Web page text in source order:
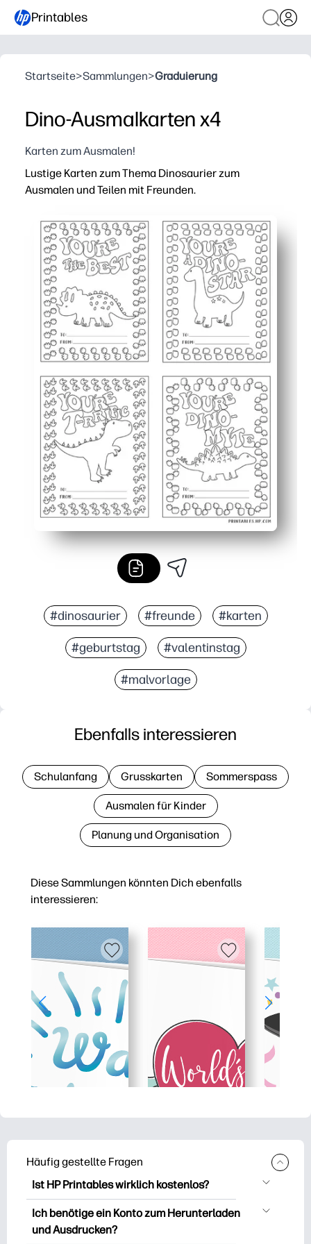
Printables
Startseite>Sammlungen>Graduierung
Dino-Ausmalkarten x4
Karten zum Ausmalen!
Lustige Karten zum Thema Dinosaurier zum
Ausmalen und Teilen mit Freunden.
Sie müssen nichts vorbereiten — einfach drucken,
Kinder bleiben glücklich beschäftigt — niedliche
Sie können sie zu Hause oder in der Schule
Du entwickelst soziale Fähigkeiten — Kinder
#dinosaurier #freunde #karten
#geburtstag #valentinstag
#malvorlage
Diese Sammlungen könnten Dich ebenfalls
interessieren:
Ebenfalls interessieren
Schulanfang Grusskarten Sommerspass
Ausmalen für Kinder
Planung und Organisation
Häufig gestellte Fragen
Ist HP Printables wirklich kostenlos?
HP Printables bietet über 2.500
kostenlose Vorlagen zum Herunterladen
Ich benötige ein Konto zum Herunterladen
und Ausdrucken?